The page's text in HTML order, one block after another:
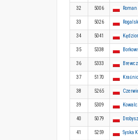
32 5006
33 5026
34 5041
35 5338
36 5333
37 5170
38 5265
39 5309
40 5079
41 5259 Syska